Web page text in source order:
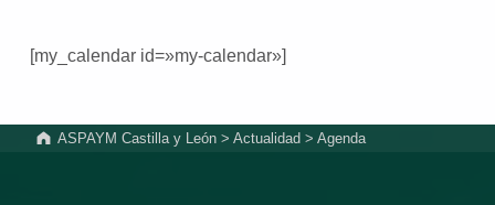
[my_calendar id=»my-calendar»]
ASPAYM Castilla y León >Actualidad >Agenda